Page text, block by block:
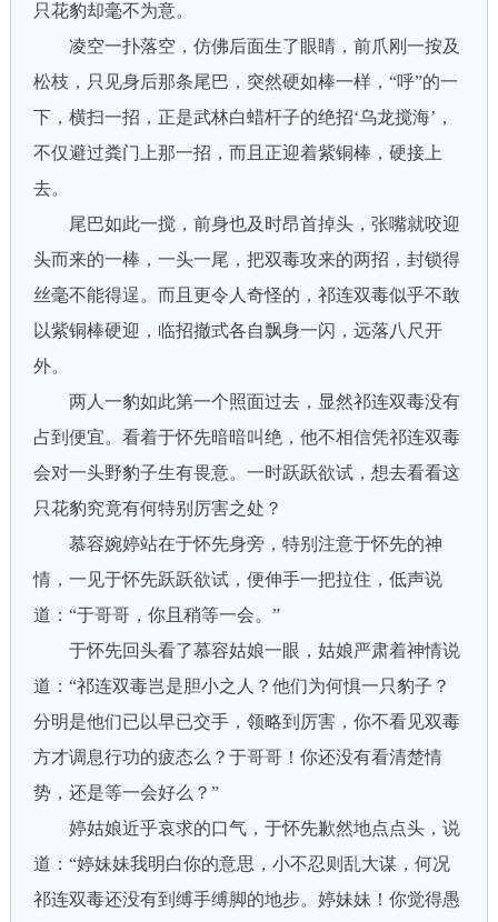
只花豹却毫不为意。
凌空一扑落空，仿佛后面生了眼睛，前爪刚一按及
松枝，只见身后那条尾巴，突然硬如棒一样，“呼”的一
下，横扫一招，正是武林白蜡杆子的绝招‘乌龙搅海’，
不仅避过粪门上那一招，而且正迎着紫铜棒，硬接上
去。
尾巴如此一搅，前身也及时昂首掉头，张嘴就咬迎
头而来的一棒，一头一尾，把双毒攻来的两招，封锁得
丝毫不能得逞。而且更令人奇怪的，祁连双毒似乎不敢
以紫铜棒硬迎，临招撤式各自飘身一闪，远落八尺开
外。
两人一豹如此第一个照面过去，显然祁连双毒没有
占到便宜。看着于怀先暗暗叫绝，他不相信凭祁连双毒
会对一头野豹子生有畏意。一时跃跃欲试，想去看看这
只花豹究竟有何特别厉害之处？
慕容婉婷站在于怀先身旁，特别注意于怀先的神
情，一见于怀先跃跃欲试，便伸手一把拉住，低声说
道：“于哥哥，你且稍等一会。”
于怀先回头看了慕容姑娘一眼，姑娘严肃着神情说
道：“祁连双毒岂是胆小之人？他们为何惧一只豹子？
分明是他们已以早已交手，领略到厉害，你不看见双毒
方才调息行功的疲态么？于哥哥！你还没有看清楚情
势，还是等一会好么？”
婷姑娘近乎哀求的口气，于怀先歉然地点点头，说
道：“婷妹妹我明白你的意思，小不忍则乱大谋，何况
祁连双毒还没有到缚手缚脚的地步。婷妹妹！你觉得愚